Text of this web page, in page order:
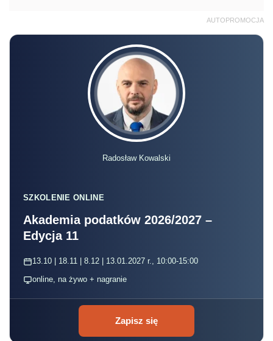
AUTOPROMOCJA
Radosław Kowalski
SZKOLENIE ONLINE
Akademia podatków 2026/2027 –
Edycja 11
13.10 | 18.11 | 8.12 | 13.01.2027 r., 10:00-15:00
online, na żywo + nagranie
Zapisz się